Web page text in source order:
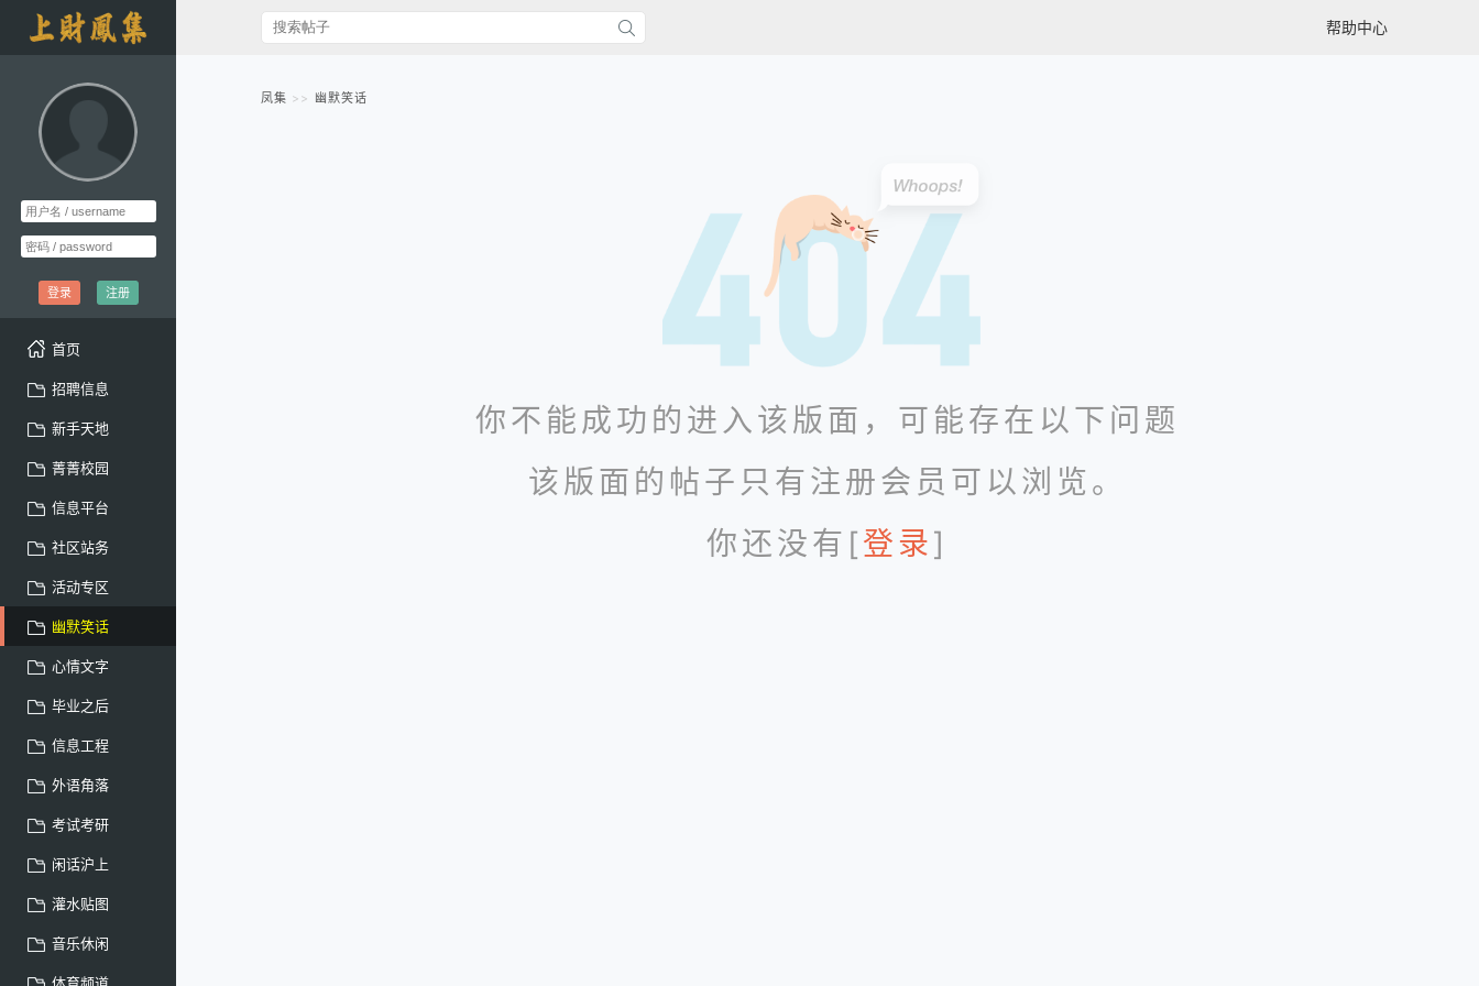
登录 注册
首页
招聘信息
新手天地
菁菁校园
信息平台
社区站务
活动专区
幽默笑话
心情文字
毕业之后
信息工程
外语角落
考试考研
闲话沪上
灌水贴图
音乐休闲
帮助中心
凤集 幽默笑话
你不能成功的进入该版面，可能存在以下问题
该版面的帖子只有注册会员可以浏览。
你还没有[登录]